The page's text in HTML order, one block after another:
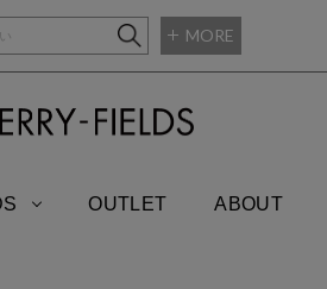
MORE
OUTLET ABOUT